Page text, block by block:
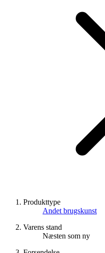
Produkttype
Andet brugskunst
Varens stand
Næsten som ny